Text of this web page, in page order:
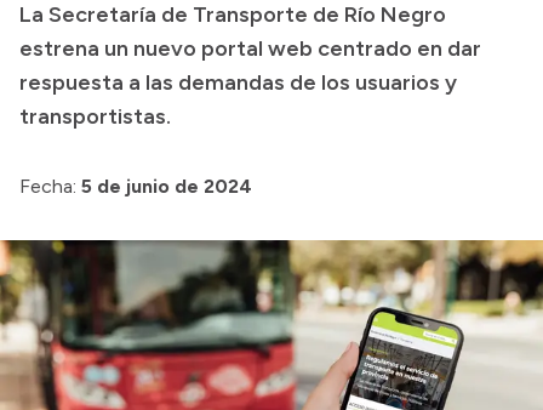
Boletín Oficial
Compras y licitaciones
Consulta de expedientes
Convocatorias
Login
La Secretaría de Transporte de Río Negro
estrena un nuevo portal web centrado en dar
respuesta a las demandas de los usuarios y
transportistas.
Fecha: 5 de junio de 2024